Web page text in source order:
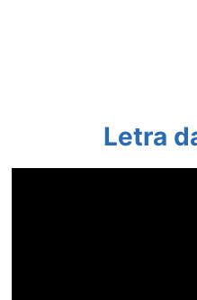
Letra